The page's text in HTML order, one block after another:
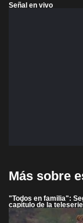
Señal en vivo
Más sobre
"Todos en familia":
capítulo de la teleserie